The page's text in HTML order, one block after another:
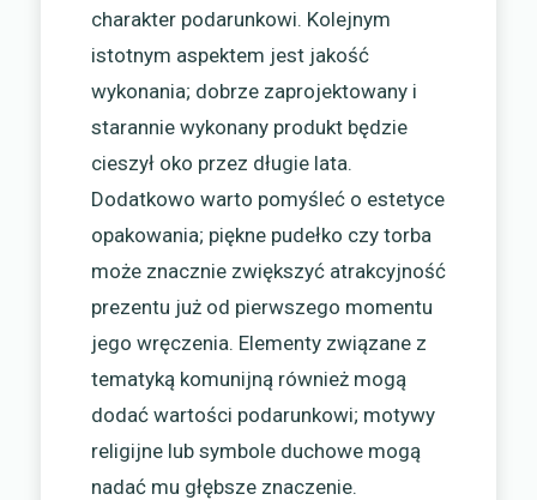
charakter podarunkowi. Kolejnym
istotnym aspektem jest jakość
wykonania; dobrze zaprojektowany i
starannie wykonany produkt będzie
cieszył oko przez długie lata.
Dodatkowo warto pomyśleć o estetyce
opakowania; piękne pudełko czy torba
może znacznie zwiększyć atrakcyjność
prezentu już od pierwszego momentu
jego wręczenia. Elementy związane z
tematyką komunijną również mogą
dodać wartości podarunkowi; motywy
religijne lub symbole duchowe mogą
nadać mu głębsze znaczenie.